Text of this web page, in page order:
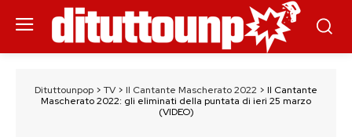
Dituttounpop > TV > Il Cantante Mascherato 2022 > Il Cantante
Mascherato 2022: gli eliminati della puntata di ieri 25 marzo
(VIDEO)